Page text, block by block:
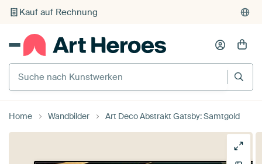
Kauf auf Rechnung
Individueller Druck auf Bestellung
Suche nach Kunstwerken
Home Wandbilder Art Deco Abstrakt Gatsby: Samtgold